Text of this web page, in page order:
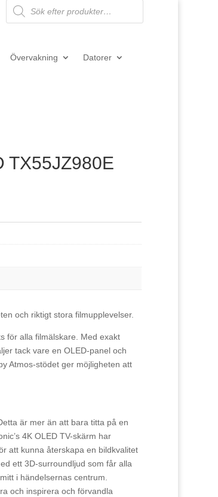
search
Övervakning
Datorer
TX55JZ980E
och riktigt stora filmupplevelser.
för alla filmälskare. Med exakt
tack vare en OLED-panel och
Atmos-stödet ger möjligheten att
är mer än att bara titta på en
4K OLED TV-skärm har
att kunna återskapa en bildkvalitet
ett 3D-surroundljud som får alla
i händelsernas centrum.
och inspirera och förvandla